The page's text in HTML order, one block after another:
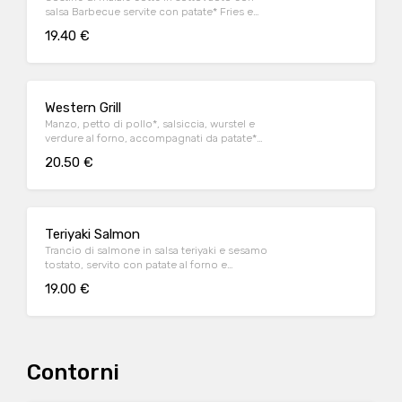
salsa Barbecue servite con patate* Fries e
19.40 €
Western Grill
Manzo, petto di pollo*, salsiccia, wurstel e
verdure al forno, accompagnati da patate*
20.50 €
Teriyaki Salmon
Trancio di salmone in salsa teriyaki e sesamo
tostato, servito con patate al forno e
19.00 €
Contorni